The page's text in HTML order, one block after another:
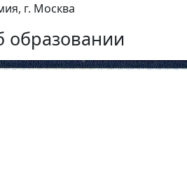
г. Москва
образовании